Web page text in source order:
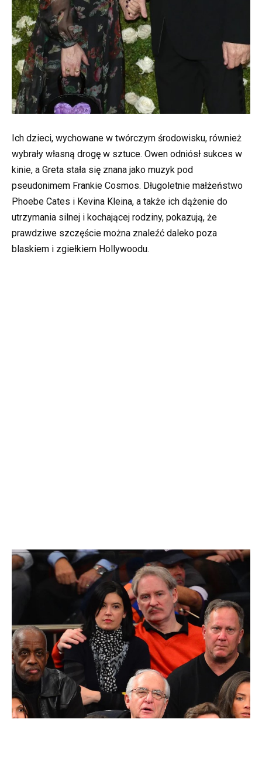
Ich dzieci, wychowane w twórczym środowisku, również
wybrały własną drogę w sztuce. Owen odniósł sukces w
kinie, a Greta stała się znana jako muzyk pod
pseudonimem Frankie Cosmos. Długoletnie małżeństwo
Phoebe Cates i Kevina Kleina, a także ich dążenie do
utrzymania silnej i kochającej rodziny, pokazują, że
prawdziwe szczęście można znaleźć daleko poza
blaskiem i zgiełkiem Hollywoodu.